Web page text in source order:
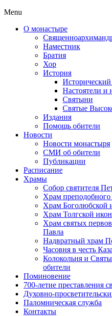
Menu
О монастыре
Наместник
Братия
Хор
История
Исторический
Настоятели и
Святыни
Святые
Издания
Помощь обители
Новости
Новости монастыря
СМИ об обители
Публикации
Расписание
Храмы
Собор святителя
Храм
Храм Боголюбской
Храм Толгской
Храм святых
Павла
Надвратный храм
Часовня в честь
Колокольня и
обители
Поминовение
700-летие преставления
Духовно-
Паломническая служба
Контакты